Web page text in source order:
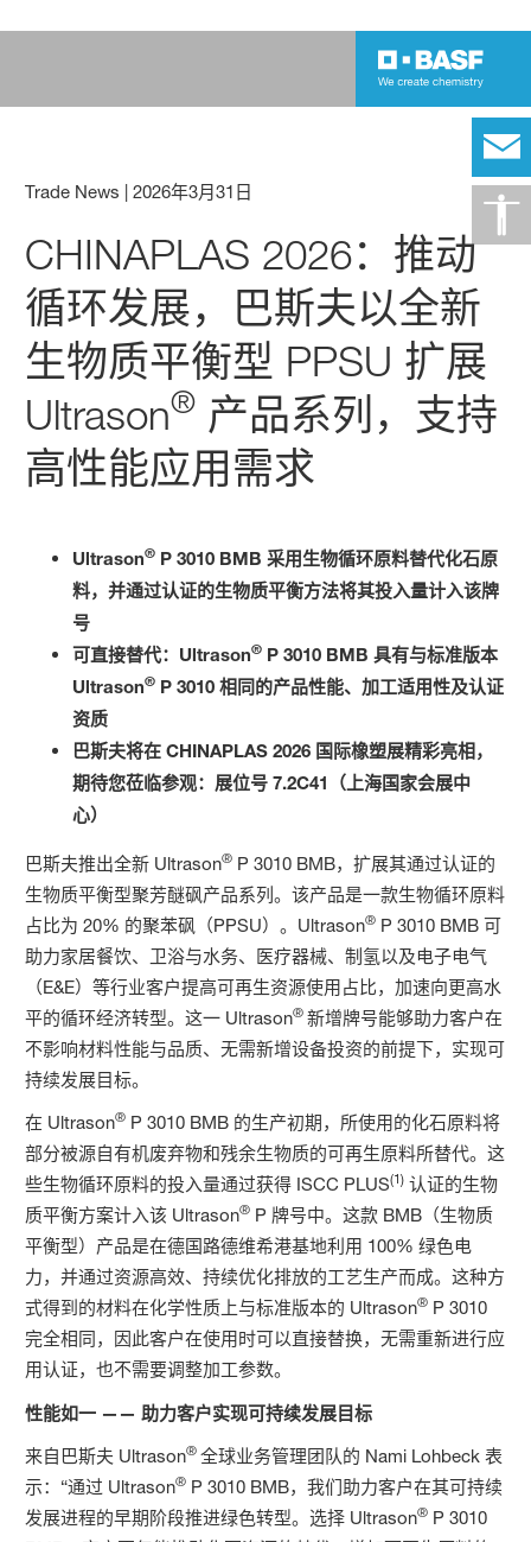
Trade News |2026年3月31日
CHINAPLAS 2026：推动
循环发展，巴斯夫以全新
生物质平衡型 PPSU 扩展
Ultrason® 产品系列，支持
高性能应用需求
Ultrason® P 3010 BMB 采用生物循环原料替代化石原
料，并通过认证的生物质平衡方法将其投入量计入该牌
号
可直接替代： Ultrason® P 3010 BMB具有与标准版本
Ultrason® P 3010相同的产品性能、加工适用性及认证
资质
巴斯夫将在 CHINAPLAS 2026 国际橡塑展精彩亮相，
期待您莅临参观： 展位号 7.2C41
（上海国家会展中
心）
巴斯夫推出全新 Ultrason® P 3010 BMB，扩展其通过认证的
生物质平衡型聚芳醚砜产品系列。该产品是一款生物循环原料
占比为 20% 的聚苯砜（PPSU）。Ultrason® P 3010 BMB 可
助力家居餐饮、卫浴与水务、医疗器械、制氢以及电子电气
（E&E）等行业客户提高可再生资源使用占比，加速向更高水
平的循环经济转型。这一 Ultrason®新增牌号能够助力客户在
不影响材料性能与品质、无需新增设备投资的前提下，实现可
持续发展目标。
在 Ultrason® P 3010 BMB 的生产初期，所使用的化石原料将
部分被源自有机废弃物和残余生物质的可再生原料所替代。这
些生物循环原料的投入量通过获得 ISCC PLUS(1) 认证的生物
质平衡方案计入该 Ultrason® P 牌号中。这款 BMB（生物质
平衡型）产品是在德国路德维希港基地利用 100% 绿色电
力，并通过资源高效、持续优化排放的工艺生产而成。这种方
式得到的材料在化学性质上与标准版本的 Ultrason® P 3010
完全相同，因此客户在使用时可以直接替换，无需重新进行应
用认证，也不需要调整加工参数。
性能如一 —— 助力客户实现可持续发展目标
来自巴斯夫 Ultrason®全球业务管理团队的 Nami Lohbeck 表
示：“通过 Ultrason® P 3010 BMB，我们助力客户在其可持续
发展进程的早期阶段推进绿色转型。选择 Ultrason® P 3010